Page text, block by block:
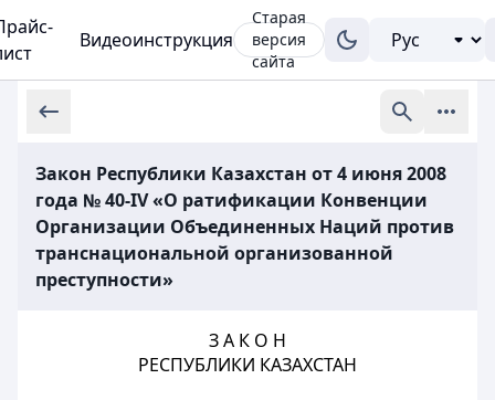
Видеоинструкция
Старая
версия
сайта
Закон Республики Казахстан от 4 июня 2008
года № 40-IV «О ратификации Конвенции
Организации Объединенных Наций против
транснациональной организованной
преступности»
З А К О Н
РЕСПУБЛИКИ КАЗАХСТАН